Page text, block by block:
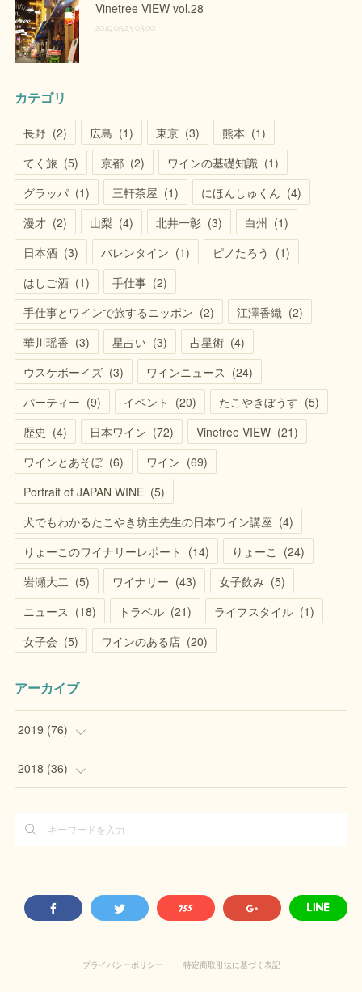
Vinetree VIEW vol.28
2019.05.23 03:00
カテゴリ
長野 (2) 広島 (1) 東京 (3) 熊本 (1)
てく旅 (5) 京都 (2) ワインの基礎知識 (1)
グラッパ (1) 三軒茶屋 (1) にほんしゅくん (4)
漫才 (2) 山梨 (4) 北井一彰 (3) 白州 (1)
日本酒 (3) バレンタイン (1) ピノたろう (1)
はしご酒 (1) 手仕事 (2)
手仕事とワインで旅するニッポン (2) 江澤香織 (2)
華川瑶香 (3) 星占い (3) 占星術 (4)
ウスケボーイズ (3) ワインニュース (24)
パーティー (9) イベント (20) たこやきぼうす (5)
歴史 (4) 日本ワイン (72) Vinetree VIEW (21)
ワインとあそぼ (6) ワイン (69)
Portrait of JAPAN WINE (5)
犬でもわかるたこやき坊主先生の日本ワイン講座 (4)
りょーこのワイナリーレポート (14) りょーこ (24)
岩瀬大二 (5) ワイナリー (43) 女子飲み (5)
ニュース (18) トラベル (21) ライフスタイル (1)
女子会 (5) ワインのある店 (20)
アーカイブ
2019 (76)
(1)
( )
2018 (36)
(17)
(3)
プライバシーポリシー 特定商取引法に基づく表記